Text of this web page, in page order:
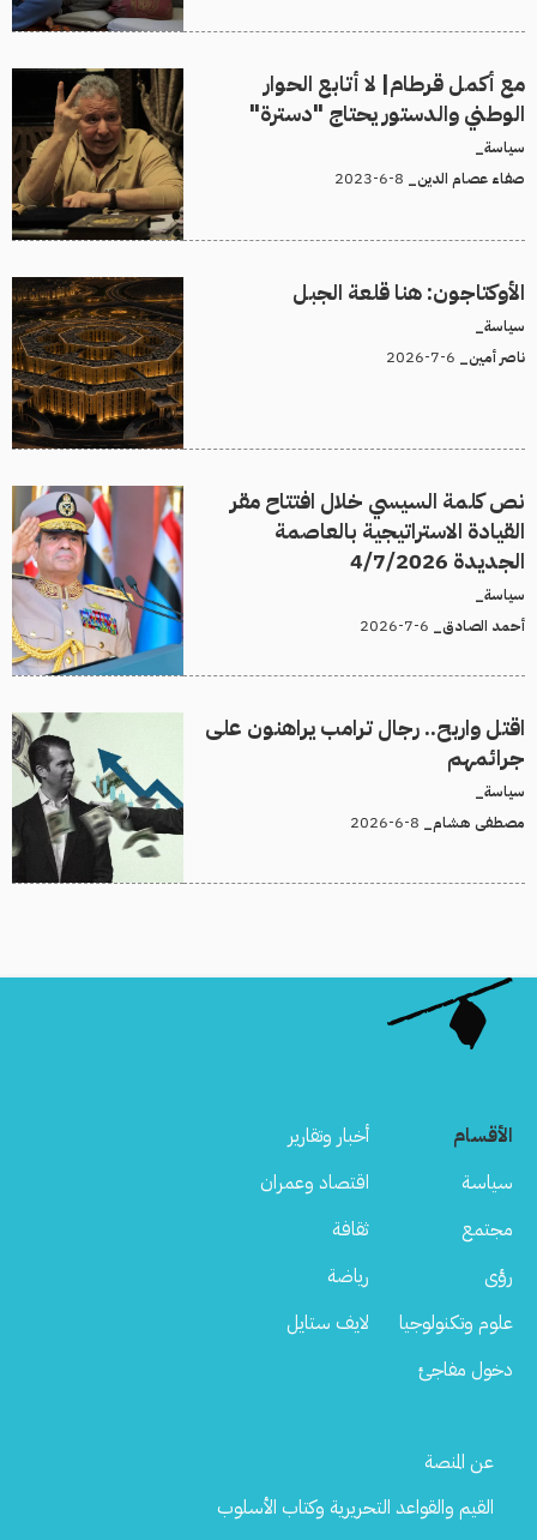
مع أكمل قرطام| لا أتابع الحوار
الوطني والدستور يحتاج "دسترة"
سياسة_
صفاء عصام الدين_
الأوكتاجون: هنا قلعة الجبل
سياسة_
ناصر أمين_
نص كلمة السيسي خلال افتتاح مقر
القيادة الاستراتيجية بالعاصمة
الجديدة 4/7/2026
سياسة_
أحمد الصادق_
اقتل واربح.. رجال ترامب يراهنون على
جرائمهم
سياسة_
مصطفى هشام_
الأقسام
أخبار وتقارير
سياسة
اقتصاد وعمران
مجتمع
ثقافة
رؤى
رياضة
علوم وتكنولوجيا
لايف ستايل
دخول مفاجئ
Footer
عن المنصة
القيم والقواعد التحريرية وكتاب الأسلوب